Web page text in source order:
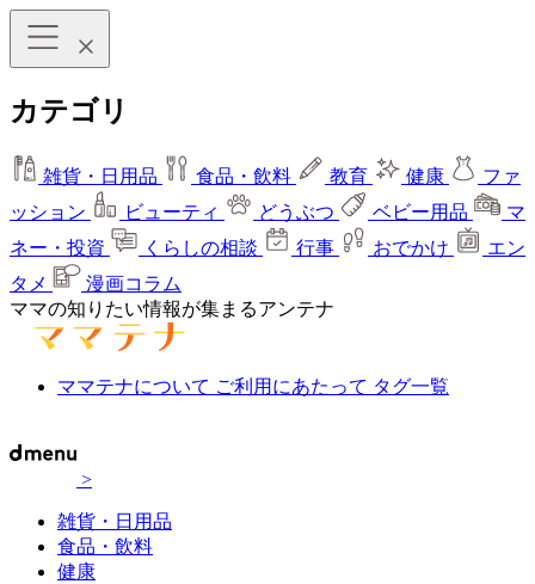
カテゴリ
雑貨・日用品 食品・飲料 教育 健康
ファ
ッション
ビューティ どうぶつ ベビー用品
マ
ネー・投資
くらしの相談 行事 おでかけ
エン
タメ
漫画コラム
ママの知りたい情報が集まるアンテナ
ママテナについて ご利用にあたって タグ一覧
>
雑貨・日用品
食品・飲料
健康